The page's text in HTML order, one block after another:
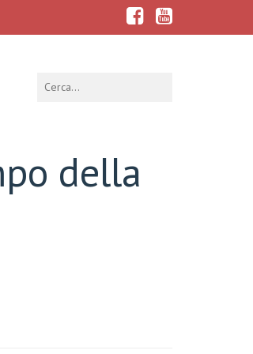
della